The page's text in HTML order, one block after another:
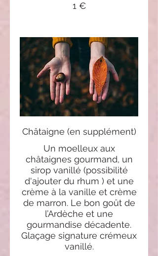
1 €
Châtaigne (en supplément)
Un moelleux aux
châtaignes gourmand, un
sirop vanillé (possibilité
d'ajouter du rhum ) et une
crème à la vanille et crème
de marron. Le bon goût de
l’Ardèche et une
gourmandise décadente.
Glaçage signature crémeux
vanillé.